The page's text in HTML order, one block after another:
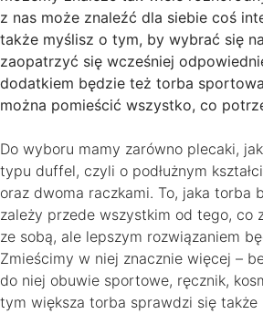
z nas może znaleźć dla siebie coś
także myślisz o tym, by wybrać się
zaopatrzyć się wcześniej
dodatkiem będzie też torba
można pomieścić wszystko, co
Do wyboru mamy zarówno plecaki,
typu duffel, czyli o podłużnym
oraz dwoma raczkami. To, jaka torba
zależy przede wszystkim od tego, co
ze sobą, ale lepszym rozwiązaniem
Zmieścimy w niej znacznie więcej –
do niej obuwie sportowe, ręcznik,
tym większa torba sprawdzi się także